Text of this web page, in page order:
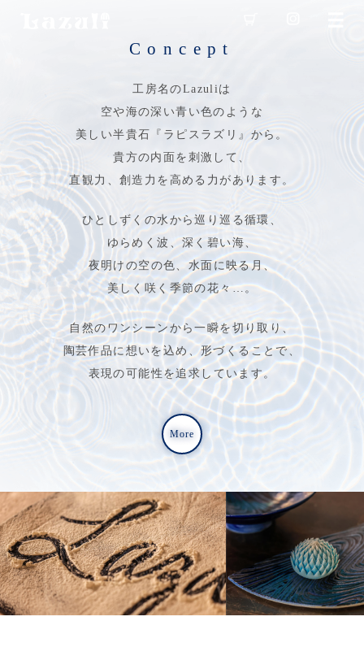
Concept
工房名のLazuliは
空や海の深い青い色のような
美しい半貴石『ラピスラズリ』から。
貴方の内面を刺激して、
直観力、創造力を高める力があります。
ひとしずくの水から巡り巡る循環、
ゆらめく波、深く碧い海、
夜明けの空の色、水面に映る月、
美しく咲く季節の花々…。
自然のワンシーンから一瞬を切り取り、
陶芸作品に想いを込め、形づくることで、
表現の可能性を追求しています。
More